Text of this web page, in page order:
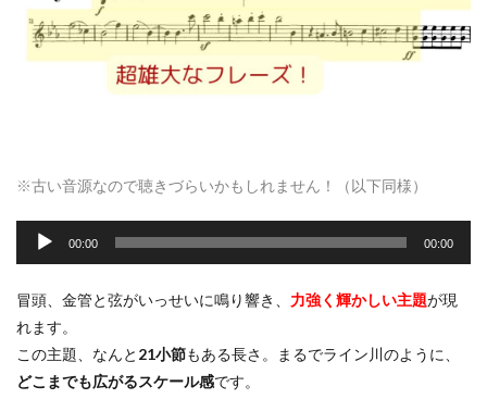
※古い音源なので聴きづらいかもしれません！（以下同様）
プ
レ
ー
ヤ
ー
00:00 00:00
冒頭、金管と弦がいっせいに鳴り響き、 力強く輝かしい主題が現
れます。
この主題、なんと 21小節もある長さ。まるでライン川のように、
どこまでも広がるスケール感です。